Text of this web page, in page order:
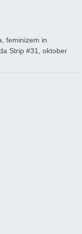
feminizem in
Strip #31, oktober